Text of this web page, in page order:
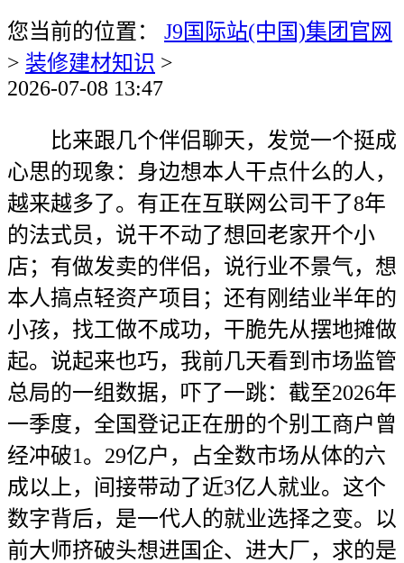
您当前的位置： J9国际站(中国)集团官网
> 装修建材知识 >
2026-07-08 13:47
比来跟几个伴侣聊天，发觉一个挺成
心思的现象：身边想本人干点什么的人，
越来越多了。有正在互联网公司干了8年
的法式员，说干不动了想回老家开个小
店；有做发卖的伴侣，说行业不景气，想
本人搞点轻资产项目；还有刚结业半年的
小孩，找工做不成功，干脆先从摆地摊做
起。说起来也巧，我前几天看到市场监管
总局的一组数据，吓了一跳：截至2026年
一季度，全国登记正在册的个别工商户曾
经冲破1。29亿户，占全数市场从体的六
成以上，间接带动了近3亿人就业。这个
数字背后，是一代人的就业选择之变。以
前大师挤破头想进国企、进大厂，求的是